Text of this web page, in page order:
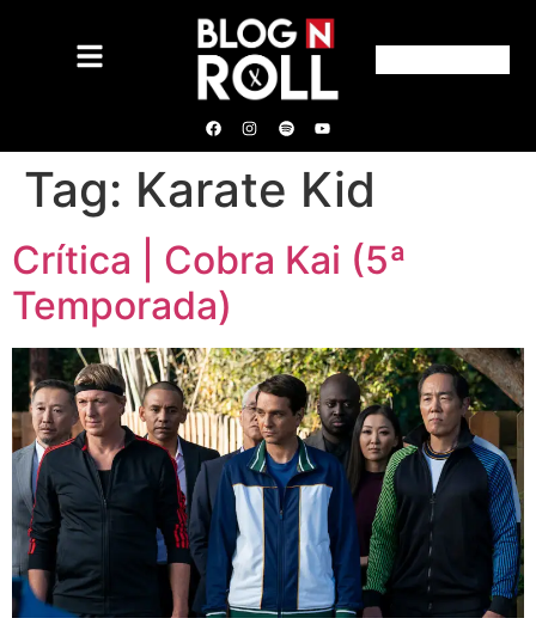
Tag: Karate Kid
Crítica | Cobra Kai (5ª
Temporada)